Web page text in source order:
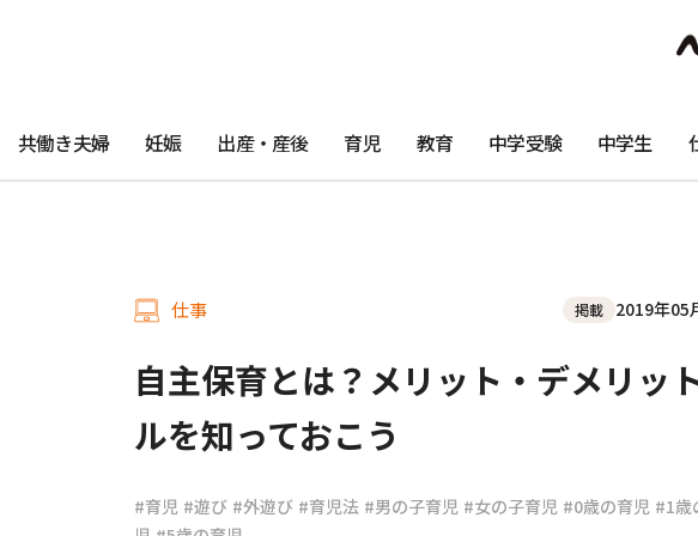
共働き夫婦 妊娠 出産・産後 育児 教育 中学受験 中学生
仕事 掲載 2019年05
自主保育とは？メリット・デメリッ
ルを知っておこう
#育児 #遊び #外遊び #育児法 #男の子育児 #女の子育児 #0歳の育児 #1歳